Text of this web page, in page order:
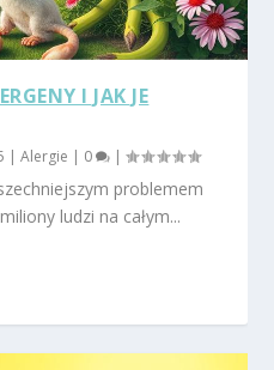
I JAK JE
|Alergie | 0 |
problemem
ludzi na całym...